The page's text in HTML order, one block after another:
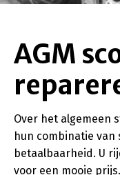
AGM
Over het algemeen
hun combinatie
betaalbaarheid. U
voor een mooie